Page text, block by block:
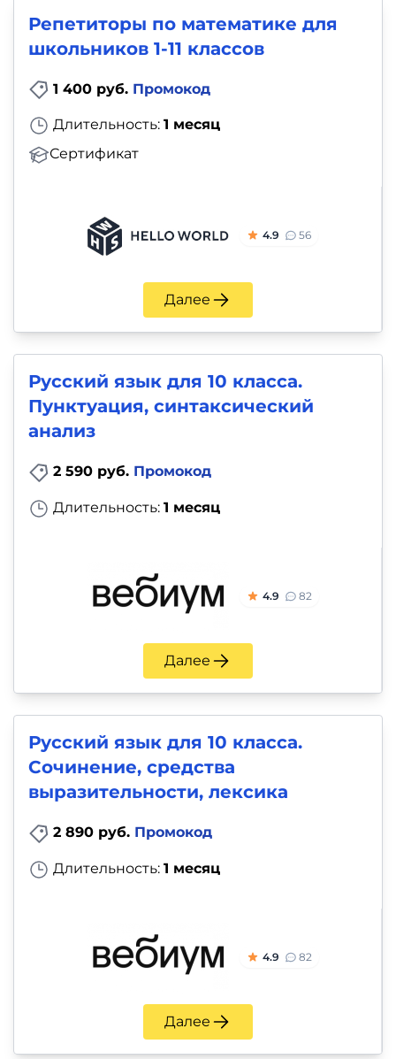
Репетиторы по математике для
школьников 1-11 классов
1 400 руб. Промокод
Длительность: 1 месяц
Сертификат
4.9 56
Далее
Русский язык для 10 класса.
Пунктуация, синтаксический
анализ
2 590 руб. Промокод
Длительность: 1 месяц
4.9 82
Далее
Русский язык для 10 класса.
Сочинение, средства
выразительности, лексика
2 890 руб. Промокод
Длительность: 1 месяц
4.9 82
Далее